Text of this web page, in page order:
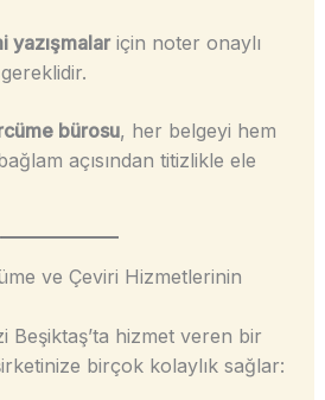
yazışmalariçin noter onaylı
bürosu, her belgeyi hem
açısından titizlikle ele
ve Çeviri Hizmetlerinin
Beşiktaş’ta hizmet veren bir
birçok kolaylık sağlar: